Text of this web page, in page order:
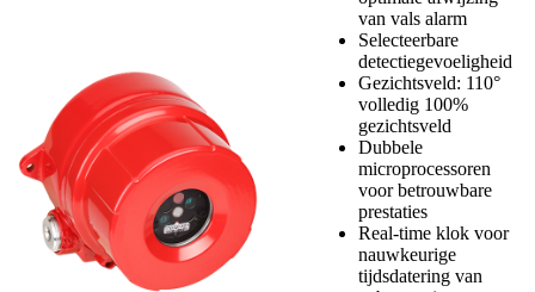
van vals alarm
Selecteerbare
detectiegevoeligheid
Gezichtsveld: 110°
volledig 100%
gezichtsveld
Dubbele
microprocessoren
voor betrouwbare
prestaties
Real-time klok voor
nauwkeurige
tijdsdatering van